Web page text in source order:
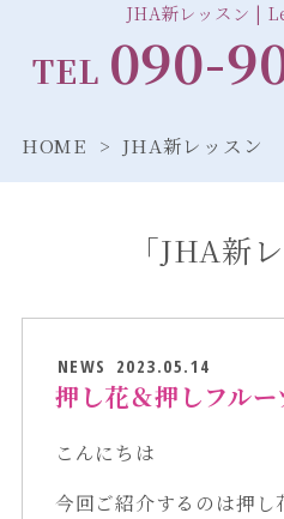
JHA新レッスン |
TEL 090-
HOME JHA新レッスン
「JHA新
NEWS 2023.05.14
押し花＆押しフルー
こんにちは
今回ご紹介するのは押し